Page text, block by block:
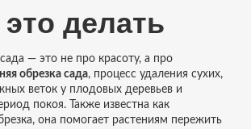
делать
— это не про красоту, а про
обрезка сада, процесс удаления сухих,
веток у плодовых деревьев и
покоя. Также известна как
, она помогает растениям пережить